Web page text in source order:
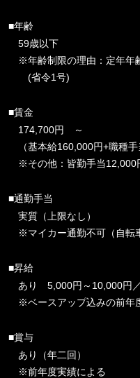
■年齢
59歳以下
※年齢制限の理由：定年年
(省令1号)
■賃金
174,700円 ～
（基本給160,000円+職種手
※その他：皆勤手当12,000
■通勤手当
実質（上限なし）
※マイカー通勤不可（自転
■昇給
あり 5,000円～10,000円
※ベースアップ込みの前
■賞与
あり（年二回）
※前年度実績による